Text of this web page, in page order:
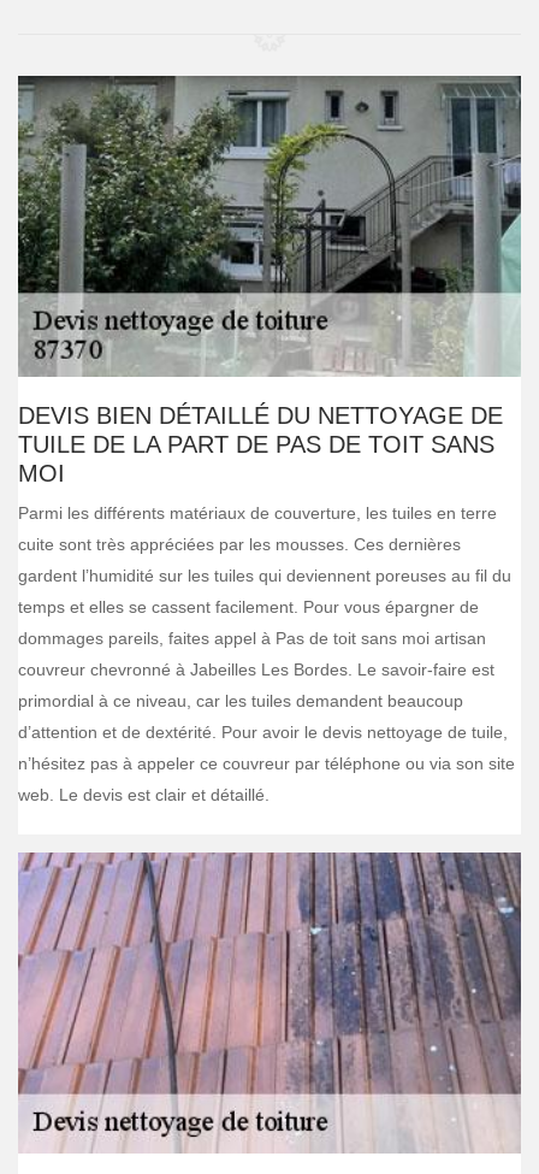
DEVIS BIEN DÉTAILLÉ DU NETTOYAGE DE
TUILE DE LA PART DE PAS DE TOIT SANS
MOI
Parmi les différents matériaux de couverture, les tuiles en terre
cuite sont très appréciées par les mousses. Ces dernières
gardent l’humidité sur les tuiles qui deviennent poreuses au fil du
temps et elles se cassent facilement. Pour vous épargner de
dommages pareils, faites appel à Pas de toit sans moi artisan
couvreur chevronné à Jabeilles Les Bordes. Le savoir-faire est
primordial à ce niveau, car les tuiles demandent beaucoup
d’attention et de dextérité. Pour avoir le devis nettoyage de tuile,
n’hésitez pas à appeler ce couvreur par téléphone ou via son site
web. Le devis est clair et détaillé.